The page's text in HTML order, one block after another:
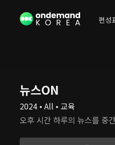
편성
뉴스ON
2024 • All • 교육
오후 시간 하루의 뉴스를 중